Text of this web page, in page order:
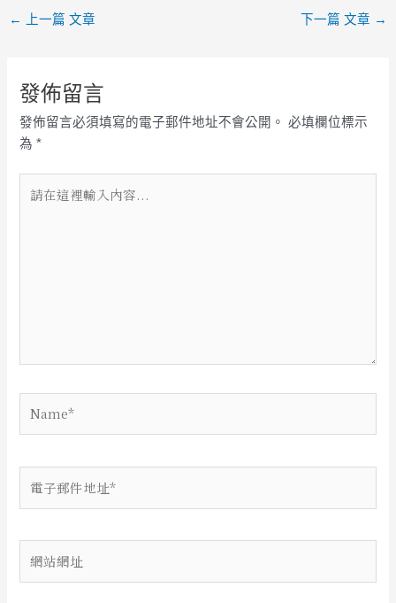
← 上一篇 文章 下一篇 文章 →
發佈留言
發佈留言必須填寫的電子郵件地址不會公開。 必填欄位標示
為*
在
子
件
地
址
站